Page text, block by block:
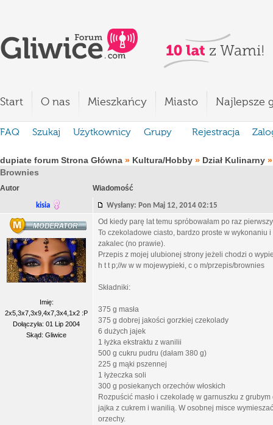
Start O nas Mieszkańcy Miasto Najlepsze
FAQ Szukaj Użytkownicy Grupy Rejestracja
dupiate forum Strona Główna » Kultura/Hobby » Dział Kulinarny
Brownies
Autor Wiadomość
kisia Wysłany: Pon Maj 12, 2014 02:15
Imię:
2x5,3x7,3x9,4x7,3x4,1x2 :P
Dołączyła: 01 Lip 2004
Skąd: Gliwice
Od kiedy parę lat temu spróbowałam po raz
To czekoladowe ciasto, bardzo proste w
zakalec (no prawie).
Przepis z mojej ulubionej strony jeżeli chodzi o
h t t p;//w w w mojewypieki, c o m/przepis/brownies
Składniki:
375 g masła
375 g dobrej jakości gorzkiej czekolady
6 dużych jajek
1 łyżka ekstraktu z wanilii
500 g cukru pudru (dałam 380 g)
225 g mąki pszennej
1 łyżeczka soli
300 g posiekanych orzechów włoskich
Rozpuścić masło i czekoladę w garnuszku z
jajka z cukrem i wanilią. W osobnej misce
orzechy.